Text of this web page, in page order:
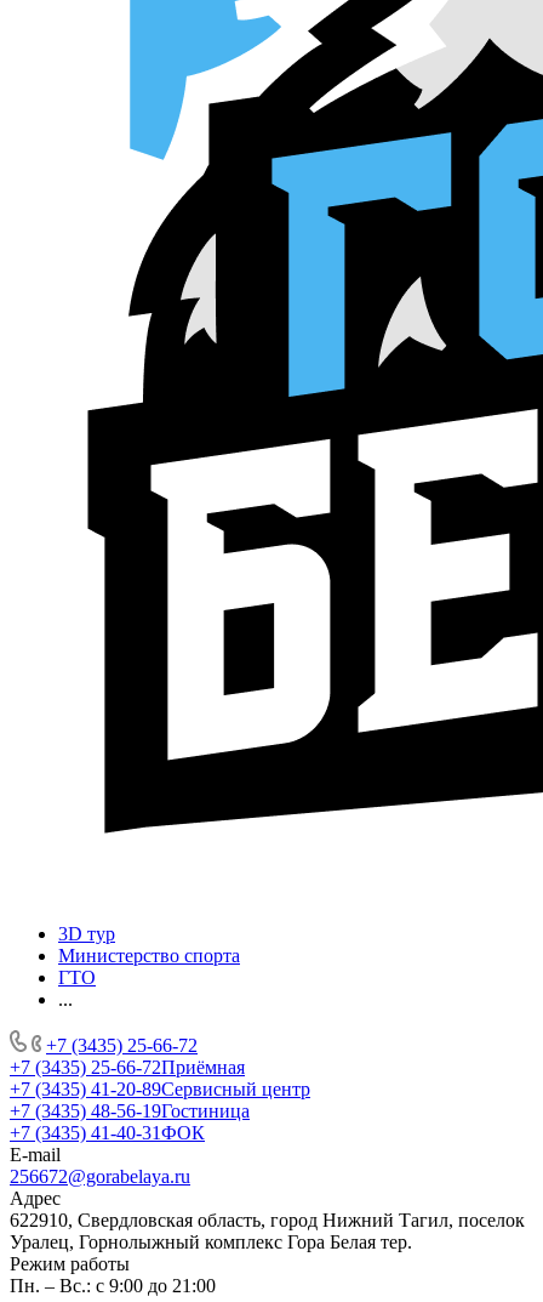
3D тур
Министерство спорта
ГТО
...
+7 (3435) 25-66-72
+7 (3435) 25-66-72Приёмная
+7 (3435) 41-20-89Сервисный центр
+7 (3435) 48-56-19Гостиница
+7 (3435) 41-40-31ФОК
E-mail
256672@gorabelaya.ru
Адрес
622910, Свердловская область, город Нижний Тагил, поселок
Уралец, Горнолыжный комплекс Гора Белая тер.
Режим работы
Пн. – Вс.: с 9:00 до 21:00